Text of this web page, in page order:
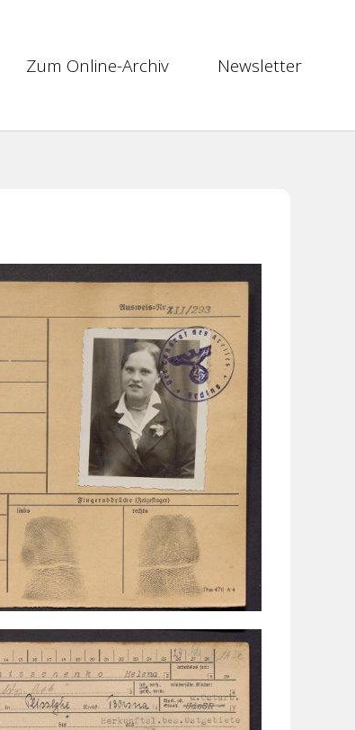
Zum Online-Archiv Newsletter